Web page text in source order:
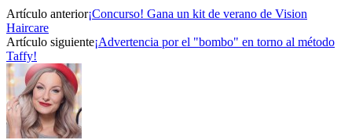
Artículo anterior¡Concurso! Gana un kit de verano de Vision
Haircare
Artículo siguiente¡Advertencia por el "bombo" en torno al método
Taffy!